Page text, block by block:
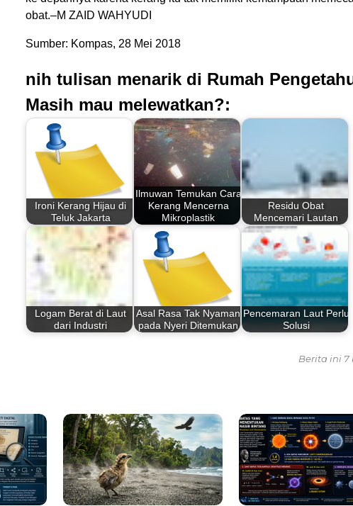
obat.–M ZAID WAHYUDI
Sumber: Kompas, 28 Mei 2018
nih tulisan menarik di Rumah
Masih mau melewatkan?:
Ironi Kerang Hijau di
Teluk Jakarta
Ilmuwan Temukan Cara
Kerang Mencerna
Mikroplastik
Residu Obat
Mencemari Lautan
Logam Berat di Laut
dari Industri
Asal Rasa Tak Nyaman
pada Nyeri Ditemukan
Pencemaran Laut Perlu
Solusi
Berita ini 7